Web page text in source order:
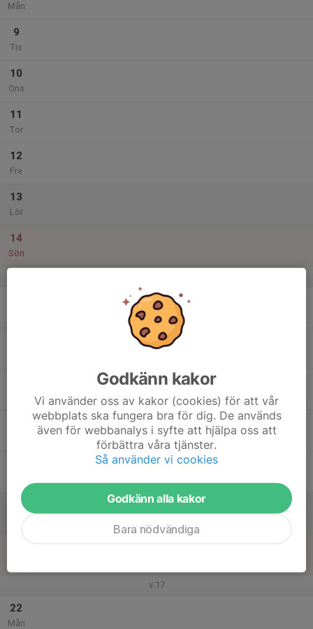
Mån
9
Tis
10
Ons
11
Tor
12
Fre
13
Lör
14
Sön
20
v.17
22
Mån
Godkänn kakor
Vi använder oss av kakor (cookies) för att vår
webbplats ska fungera bra för dig. De används
även för webbanalys i syfte att hjälpa oss att
förbättra våra tjänster.
Så använder vi cookies
Godkänn alla kakor
Bara nödvändiga